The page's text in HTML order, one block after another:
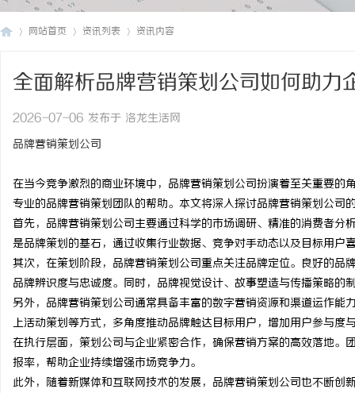
网站首页 资讯列表 资讯内容
全面解析品牌营销策划公司如何助力
2026-07-06 发布于 洛龙生活网
品牌营销策划公司
在当今竞争激烈的商业环境中，品牌营销策划公司扮演着至关重要
专业的品牌营销策划团队的帮助。本文将深入探讨品牌营销策划公司
首先，品牌营销策划公司主要通过科学的市场调研、精准的消费者
是品牌策划的基石，通过收集行业数据、竞争对手动态以及目标用户
其次，在策划阶段，品牌营销策划公司重点关注品牌定位。良好的
品牌辨识度与忠诚度。同时，品牌视觉设计、故事塑造与传播策略
另外，品牌营销策划公司通常具备丰富的数字营销资源和渠道运作
上活动策划等方式，多角度推动品牌触达目标用户，增加用户参与度
在执行层面，策划公司与企业紧密合作，确保营销方案的高效落地
报率，帮助企业持续增强市场竞争力。
此外，随着新媒体和互联网技术的发展，品牌营销策划公司也不断